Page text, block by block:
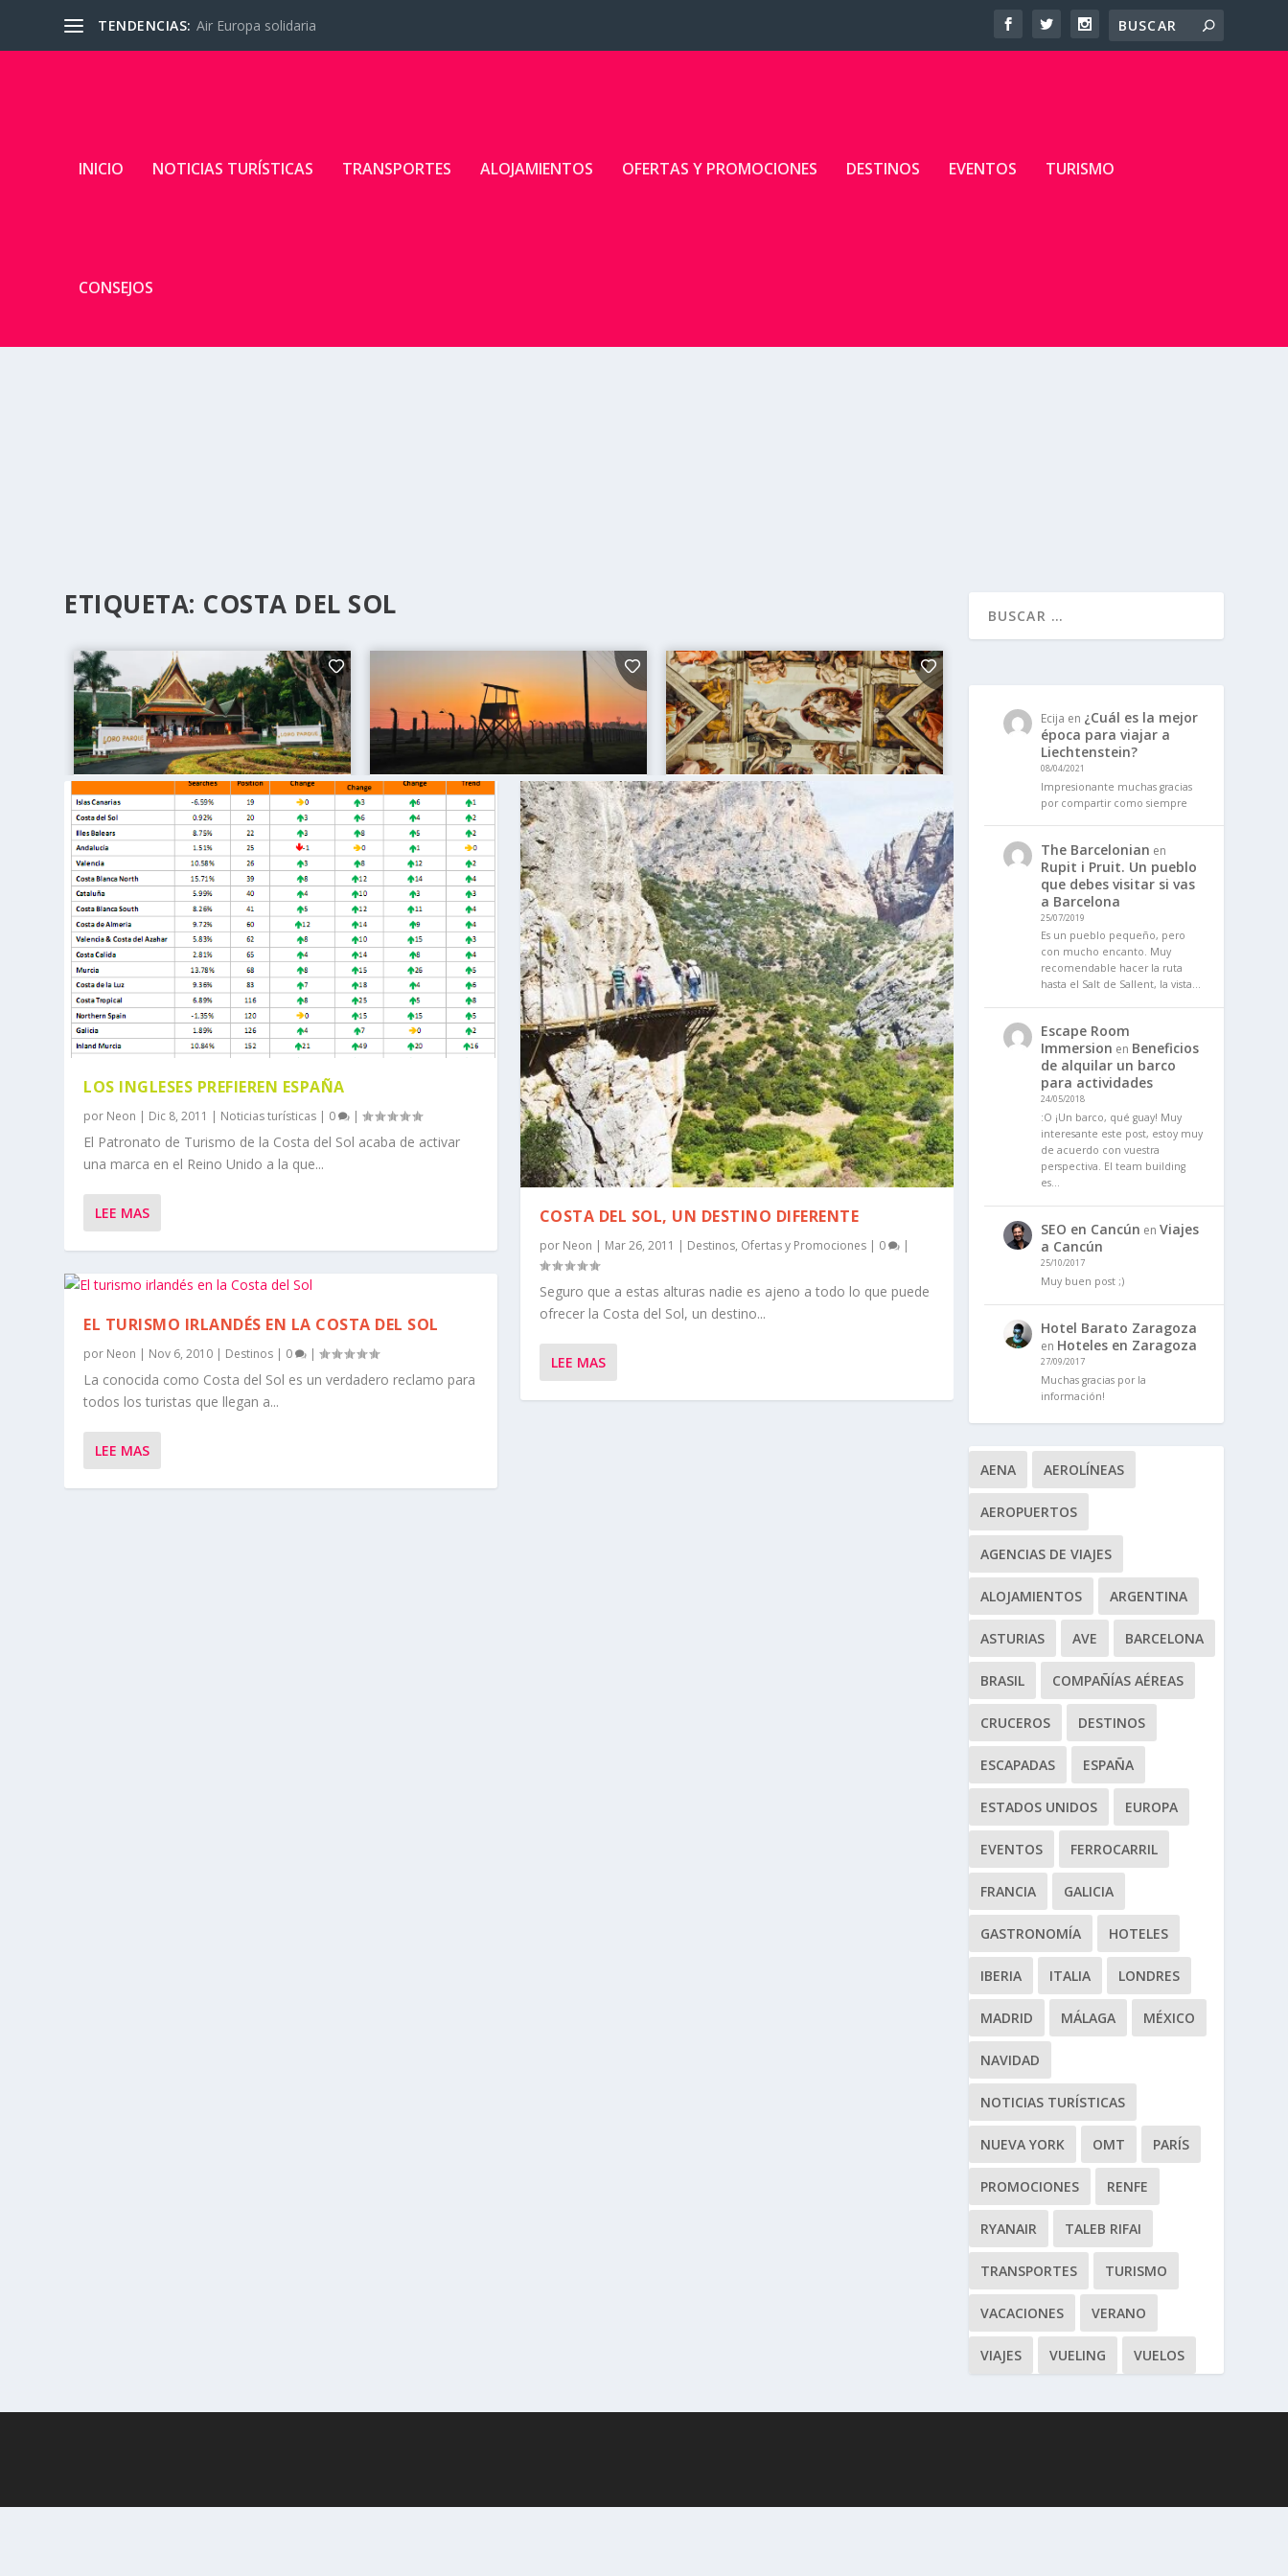
TENDENCIAS: Air Europa solidaria
INICIO NOTICIAS TURÍSTICAS TRANSPORTES ALOJAMIENTOS OFERTAS Y PROMOCIONES DESTINOS EVENTOS TURISMO
CONSEJOS
ETIQUETA: COSTA DEL SOL
LOS INGLESES PREFIEREN ESPAÑA
por Neon | Dic 8, 2011 | Noticias turísticas | 0 |
El Patronato de Turismo de la Costa del Sol acaba de activar
una marca en el Reino Unido a la que...
LEE MAS
EL TURISMO IRLANDÉS EN LA COSTA DEL SOL
por Neon | Nov 6, 2010 | Destinos | 0 |
La conocida como Costa del Sol es un verdadero reclamo para
todos los turistas que llegan a...
LEE MAS
COSTA DEL SOL, UN DESTINO DIFERENTE
por Neon | Mar 26, 2011 | Destinos, Ofertas y Promociones| 0 |
Seguro que a estas alturas nadie es ajeno a todo lo que puede
ofrecer la Costa del Sol, un destino...
LEE MAS
Ecija en ¿Cuál es la mejor
época para viajar a
Liechtenstein?
08/04/2021
Impresionante muchas gracias
por compartir como siempre
The Barcelonian en
Rupit i Pruit. Un pueblo
que debes visitar si vas
a Barcelona
25/07/2019
Es un pueblo pequeño, pero
con mucho encanto. Muy
recomendable hacer la ruta
hasta el Salt de Sallent, la vista…
Escape Room
Immersion en Beneficios
de alquilar un barco
para actividades
24/05/2018
:O ¡Un barco, qué guay! Muy
interesante este post, estoy muy
de acuerdo con vuestra
perspectiva. El team building
es…
SEO en Cancún en Viajes
a Cancún
25/10/2017
Muy buen post ;)
Hotel Barato Zaragoza
en Hoteles en Zaragoza
27/09/2017
Muchas gracias por la
información!
AENA AEROLÍNEAS
AEROPUERTOS
AGENCIAS DE VIAJES
ALOJAMIENTOS ARGENTINA
ASTURIAS AVE BARCELONA
BRASIL COMPAÑÍAS AÉREAS
CRUCEROS DESTINOS
ESCAPADAS ESPAÑA
ESTADOS UNIDOS EUROPA
EVENTOS FERROCARRIL
FRANCIA GALICIA
GASTRONOMÍA HOTELES
IBERIA ITALIA LONDRES
MADRID MÁLAGA MÉXICO
NAVIDAD
NOTICIAS TURÍSTICAS
NUEVA YORK OMT PARÍS
PROMOCIONES RENFE
RYANAIR TALEB RIFAI
TRANSPORTES TURISMO
VACACIONES VERANO
VIAJES VUELING VUELOS